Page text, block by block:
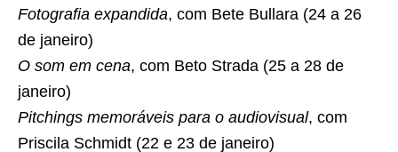
Fotografia expandida, com Bete Bullara (24 a 26
de janeiro)
O som em cena, com Beto Strada (25 a 28 de
janeiro)
Pitchings memoráveis para o audiovisual, com
Priscila Schmidt (22 e 23 de janeiro)